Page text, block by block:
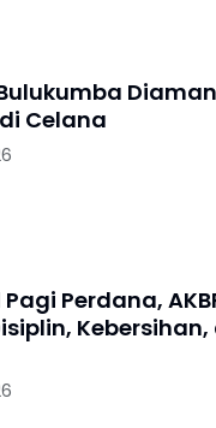
Celana
Perdana,